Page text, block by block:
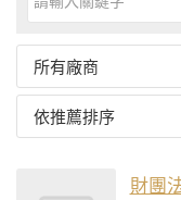
所有廠商
依推薦排序
財團